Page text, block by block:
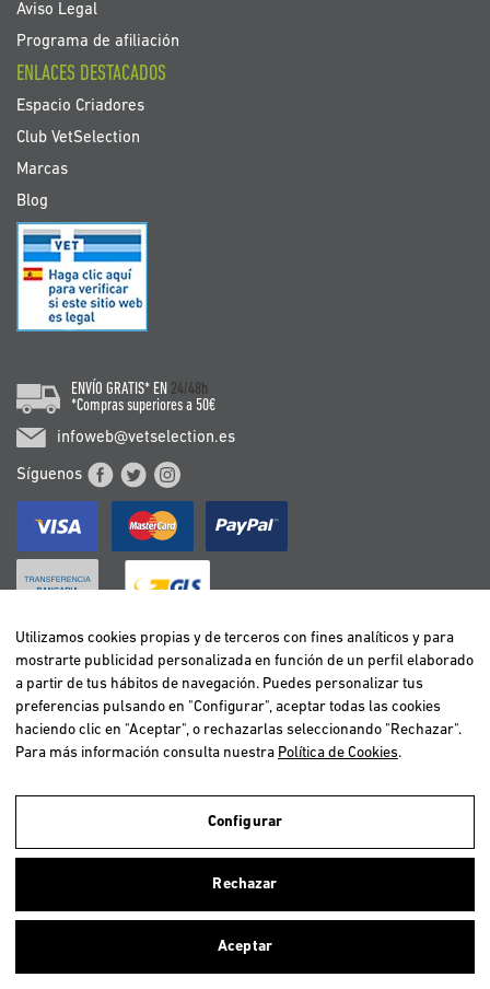
Utilizamos cookies propias y de terceros para realizar el análisis de la
navegación de los usuarios y de este modo poder ofrecer un mejor
ellas. Para más información clicaaquí.
Aviso Legal
Programa de afiliación
ENLACES DESTACADOS
Espacio Criadores
Club VetSelection
Marcas
Blog
ENVÍO GRATIS* EN 24/48h
*Compras superiores a 50€
infoweb@vetselection.es
Síguenos
BELGIË / BELGIQUE
DEUTSCHLAND
ESPAÑA
FRANCE
ITALIA
NEDERLAND
ÖSTERREICH
PORTUGAL
Copyright © 2026 Vetselection. Tienda de animales online. Todos los
Utilizamos cookies propias y de terceros con fines analíticos y para
mostrarte publicidad personalizada en función de un perfil elaborado
a partir de tus hábitos de navegación. Puedes personalizar tus
preferencias pulsando en "Configurar", aceptar todas las cookies
haciendo clic en "Aceptar", o rechazarlas seleccionando "Rechazar".
Para más información consulta nuestra Política de Cookies.
Configurar
Rechazar
Aceptar